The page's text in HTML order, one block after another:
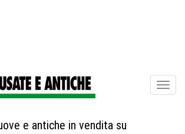
e antiche in vendita su